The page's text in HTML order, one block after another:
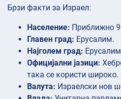
Брзи факти за Израел:
Население: Приближно
Главен град: Ерусалим.
Најголем град:
Официјални јазици:
така се користи широко.
Валута: Израелски нов